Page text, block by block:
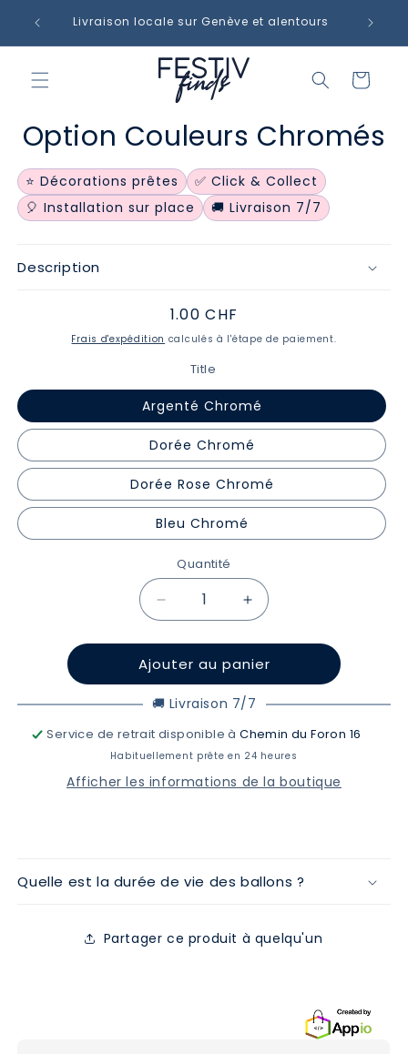
passer
contenu
Livraison locale sur Genève et alentours
Panier
Passer aux
informations
produits
Option Couleurs Chromés
⭐ Décorations prêtes
✅ Click & Collect
🎈 Installation sur place
🚚 Livraison 7/7
Description
Prix
habituel
1.00 CHF
Frais d'expédition calculés à l'étape de paiement.
Title
Argenté Chromé
Dorée Chromé
Dorée Rose Chromé
Bleu Chromé
Quantité
Quantité
Réduire
la
quantité
de
Option
Couleurs
Augmenter
la
quantité
de
Option
Couleurs
Ajouter au panier
Service de retrait disponible àChemin du Foron 16
Habituellement prête en 24 heures
Afficher les informations de la boutique
🚚 Livraison 7/7
Quelle est la durée de vie des ballons ?
Partager ce produit à quelqu'un